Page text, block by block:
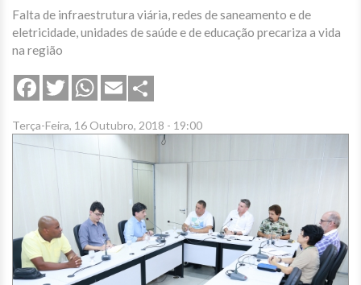
Falta de infraestrutura viária, redes de saneamento e de
eletricidade, unidades de saúde e de educação precariza a vida
na região
FacebookTwitterWhatsApp
Email
Terça-Feira, 16 Outubro, 2018 - 19:00